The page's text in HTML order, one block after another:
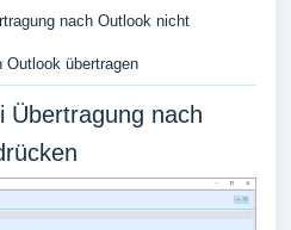
nach Outlook nicht
Outlook übertragen
Übertragung nach